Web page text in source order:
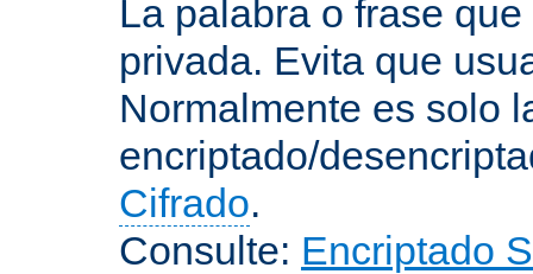
La palabra o frase
privada. Evita que
Normalmente es solo
encriptado/
Cifrado.
Consulte: Encriptado